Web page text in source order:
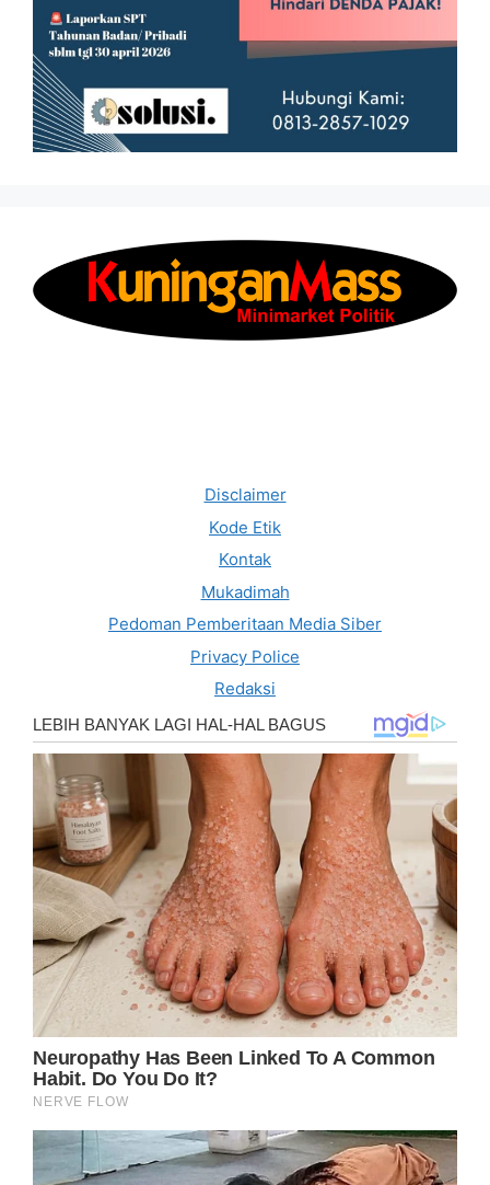
Disclaimer
Kode Etik
Kontak
Mukadimah
Pedoman Pemberitaan Media Siber
Privacy Police
Redaksi